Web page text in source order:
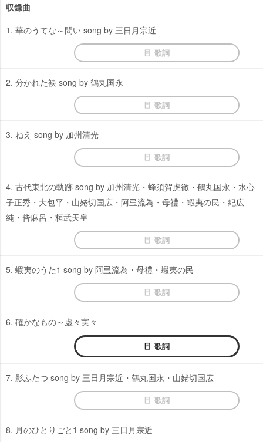
収録曲
1. 華のうてな～問い song by 三日月宗近
歌詞
2. 分かれた袂 song by 鶴丸国永
歌詞
3. ねえ song by 加州清光
歌詞
4. 古代東北の軌跡 song by 加州清光・蜂須賀虎徹・鶴丸国永・水心
子正秀・大包平・山姥切国広・阿弖流為・母禮・蝦夷の民・紀広
純・呰麻呂・桓武天皇
歌詞
5. 蝦夷のうた1 song by 阿弖流為・母禮・蝦夷の民
歌詞
6. 確かなもの～虚々実々
歌詞
7. 影ふたつ song by 三日月宗近・鶴丸国永・山姥切国広
歌詞
8. 月のひとりごと1 song by 三日月宗近